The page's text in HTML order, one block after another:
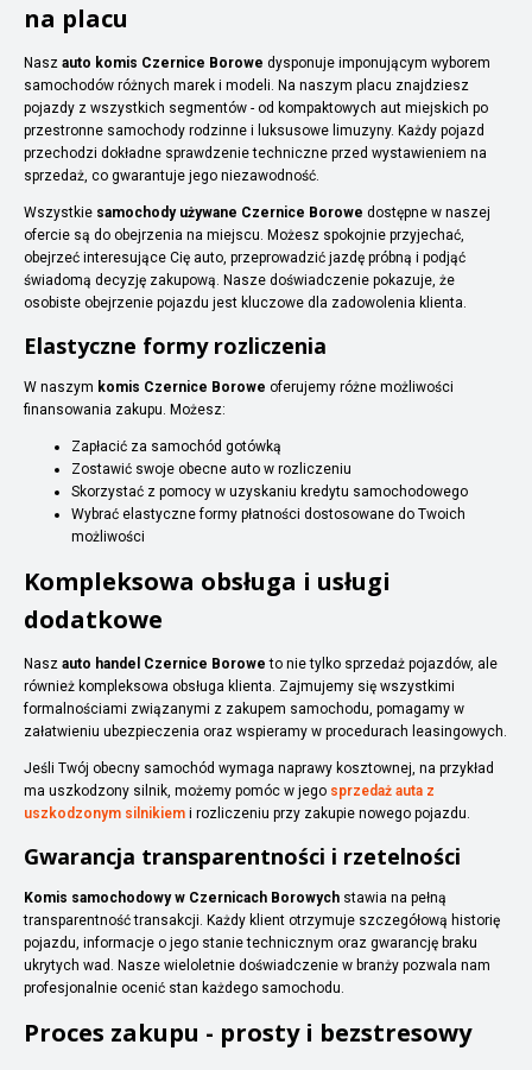
na placu
Nasz auto komis Czernice Borowe dysponuje imponującym wyborem
samochodów różnych marek i modeli. Na naszym placu znajdziesz
pojazdy z wszystkich segmentów - od kompaktowych aut miejskich po
przestronne samochody rodzinne i luksusowe limuzyny. Każdy pojazd
przechodzi dokładne sprawdzenie techniczne przed wystawieniem na
sprzedaż, co gwarantuje jego niezawodność.
Wszystkie samochody używane Czernice Borowe dostępne w naszej
ofercie są do obejrzenia na miejscu. Możesz spokojnie przyjechać,
obejrzeć interesujące Cię auto, przeprowadzić jazdę próbną i podjąć
świadomą decyzję zakupową. Nasze doświadczenie pokazuje, że
osobiste obejrzenie pojazdu jest kluczowe dla zadowolenia klienta.
Elastyczne formy rozliczenia
W naszym komis Czernice Borowe oferujemy różne możliwości
finansowania zakupu. Możesz:
Zapłacić za samochód gotówką
Zostawić swoje obecne auto w rozliczeniu
Skorzystać z pomocy w uzyskaniu kredytu samochodowego
Wybrać elastyczne formy płatności dostosowane do Twoich
możliwości
Kompleksowa obsługa i usługi
dodatkowe
Nasz auto handel Czernice Borowe to nie tylko sprzedaż pojazdów, ale
również kompleksowa obsługa klienta. Zajmujemy się wszystkimi
formalnościami związanymi z zakupem samochodu, pomagamy w
załatwieniu ubezpieczenia oraz wspieramy w procedurach leasingowych.
Jeśli Twój obecny samochód wymaga naprawy kosztownej, na przykład
ma uszkodzony silnik, możemy pomóc w jego sprzedaż auta z
uszkodzonym silnikiem i rozliczeniu przy zakupie nowego pojazdu.
Gwarancja transparentności i rzetelności
Komis samochodowy w Czernicach Borowych stawia na pełną
transparentność transakcji. Każdy klient otrzymuje szczegółową historię
pojazdu, informacje o jego stanie technicznym oraz gwarancję braku
ukrytych wad. Nasze wieloletnie doświadczenie w branży pozwala nam
profesjonalnie ocenić stan każdego samochodu.
Proces zakupu - prosty i bezstresowy